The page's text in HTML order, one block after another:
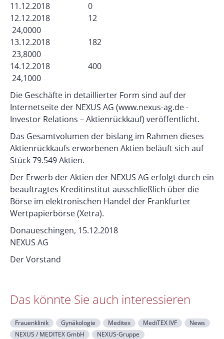
11.12.2018 0
12.12.2018 12
24,0000
13.12.2018 182
23,8000
14.12.2018 400
24,1000
Die Geschäfte in detaillierter Form sind auf der
Internetseite der NEXUS AG (www.nexus-ag.de -
Investor Relations – Aktienrückkauf) veröffentlicht.
Das Gesamtvolumen der bislang im Rahmen dieses
Aktienrückkaufs erworbenen Aktien beläuft sich auf
Stück 79.549 Aktien.
Der Erwerb der Aktien der NEXUS AG erfolgt durch ein
beauftragtes Kreditinstitut ausschließlich über die
Börse im elektronischen Handel der Frankfurter
Wertpapierbörse (Xetra).
Donaueschingen, 15.12.2018
NEXUS AG
Der Vorstand
Das könnte Sie auch interessieren
Frauenklinik Gynäkologie Meditex MediTEX IVF
News
NEXUS / MEDITEX GmbH
NEXUS-Gruppe